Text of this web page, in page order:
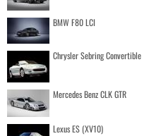
BMW F80 LCI
Chrysler Sebring Convertible
Mercedes Benz CLK GTR
Lexus ES (XV10)